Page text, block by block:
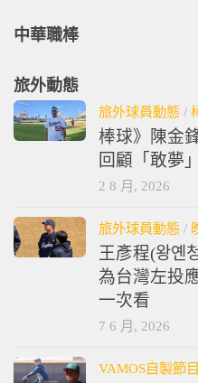
中華職棒
旅外動態
旅外球員動態 /
棒球》陳金
回顧「敢夢
2 8 月, 2026
旅外球員動態 /
王彥程(왕옌
為台灣左投
一次看
7 6 月, 2026
VAMOS自製節目